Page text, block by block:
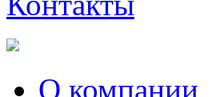
О компании